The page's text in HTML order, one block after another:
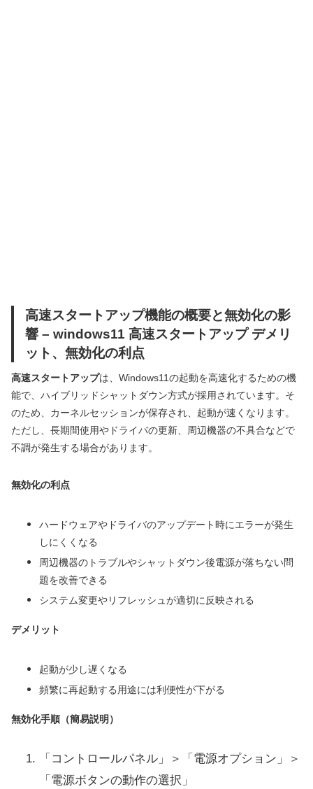
高速スタートアップ機能の概要と無効化の影
響 – windows11 高速スタートアップ デメリ
ット、無効化の利点
高速スタートアップは、Windows11の起動を高速化するための機
能で、ハイブリッドシャットダウン方式が採用されています。そ
のため、カーネルセッションが保存され、起動が速くなります。
ただし、長期間使用やドライバの更新、周辺機器の不具合などで
不調が発生する場合があります。
無効化の利点
ハードウェアやドライバのアップデート時にエラーが発生
しにくくなる
周辺機器のトラブルやシャットダウン後電源が落ちない問
題を改善できる
システム変更やリフレッシュが適切に反映される
デメリット
起動が少し遅くなる
頻繁に再起動する用途には利便性が下がる
無効化手順（簡易説明）
「コントロールパネル」＞「電源オプション」＞
「電源ボタンの動作の選択」